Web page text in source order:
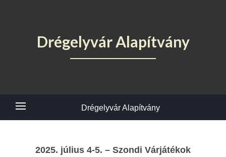
Drégelyvár Alapítvány
Drégelyvár Alapítvány
2025. július 4-5. – Szondi Várjátékok